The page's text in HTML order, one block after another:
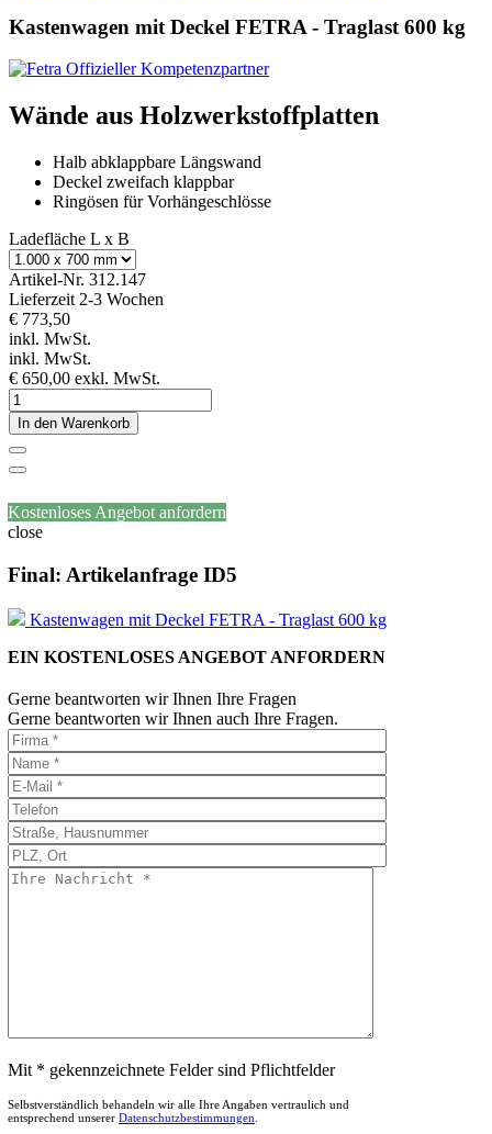
Kastenwagen mit Deckel FETRA - Traglast 600 kg
Wände aus Holzwerkstoffplatten
Halb abklappbare Längswand
Deckel zweifach klappbar
Ringösen für Vorhängeschlösse
Ladefläche L x B
Artikel-Nr. 312.147
Lieferzeit 2-3 Wochen
€ 773,50
inkl. MwSt.
inkl. MwSt.
€ 650,00 exkl. MwSt.
In den Warenkorb
Kostenloses Angebot anfordern
close
Final: Artikelanfrage ID5
Kastenwagen mit Deckel FETRA - Traglast 600 kg
EIN KOSTENLOSES ANGEBOT ANFORDERN
Gerne beantworten wir Ihnen Ihre Fragen
Gerne beantworten wir Ihnen auch Ihre Fragen.
Mit * gekennzeichnete Felder sind Pflichtfelder
Selbstverständlich behandeln wir alle Ihre Angaben vertraulich und
entsprechend unserer Datenschutzbestimmungen